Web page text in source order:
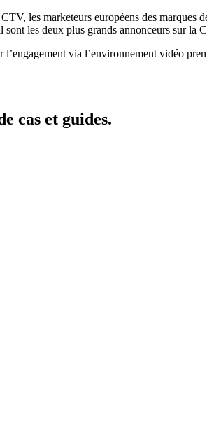
les marketeurs européens des
sont les deux plus grands annonceurs sur la
via l’environnement vidéo
cas et guides.